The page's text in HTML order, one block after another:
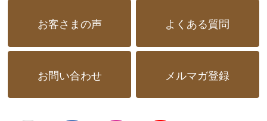
お客さまの声 よくある質問
お問い合わせ メルマガ登録